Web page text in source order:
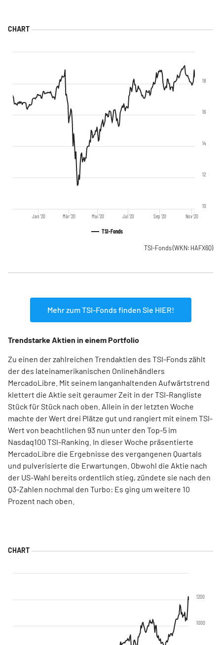
TSI-Fonds
Jan '20 Mär '20 Mai '20 Jul '20 Sep '20 Nov '20
10
12
14
16
18
TSI-Fonds(WKN: HAFX6Q)
Mehr zum TSI-Fonds finden Sie HIER!
Trendstarke Aktien in einem Portfolio
Zu einen der zahlreichen Trendaktien des TSI-Fonds zählt
der des lateinamerikanischen Onlinehändlers
MercadoLibre. Mit seinem langanhaltenden Aufwärtstrend
klettert die Aktie seit geraumer Zeit in der TSI-Rangliste
Stück für Stück nach oben. Allein in der letzten Woche
machte der Wert drei Plätze gut und rangiert mit einem TSI-
Wert von beachtlichen 93 nun unter den Top-5 im
Nasdaq100 TSI-Ranking. In dieser Woche präsentierte
MercadoLibre die Ergebnisse des vergangenen Quartals
und pulverisierte die Erwartungen. Obwohl die Aktie nach
der US-Wahl bereits ordentlich stieg, zündete sie nach den
Q3-Zahlen nochmal den Turbo: Es ging um weitere 10
Prozent nach oben.
1000
1200